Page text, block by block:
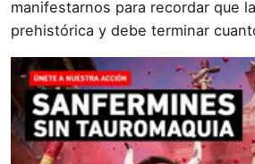
manifestarnos para recordar que
prehistórica y debe terminar